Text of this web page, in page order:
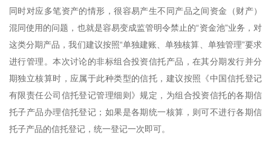
同时对应多笔资产的情形，很容易产生不同产品之间资金（财产）
混同使用的问题，也就是容易变成监管明令禁止的“资金池”业务，对
这类分期产品，我们建议按照“单独建账、单独核算、单独管理”要求
进行管理。本次讨论的非标组合投资信托产品，在其分期发行并分
期独立核算时，应属于此种类型的信托，建议按照《中国信托登记
有限责任公司信托登记管理细则》规定，为组合投资信托的各期信
托子产品办理信托登记；如果是各期统一核算，则可不进行各期信
托子产品的信托登记，统一登记一次即可。